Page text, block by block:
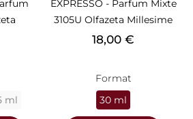
ml
EXPRESSO - Parfum Mixte
3105U Olfazeta Millesime
Prix
18,00 €
Format
30 ml